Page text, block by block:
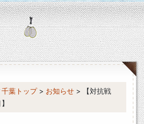
葉トップ> お知らせ > 【対抗戦